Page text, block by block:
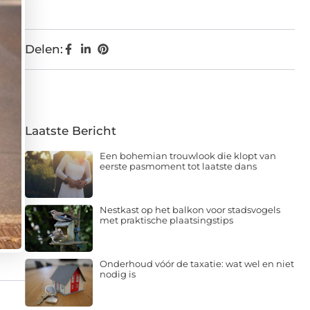
Delen:
Laatste Bericht
Een bohemian trouwlook die klopt van
eerste pasmoment tot laatste dans
Nestkast op het balkon voor stadsvogels
met praktische plaatsingstips
Onderhoud vóór de taxatie: wat wel en niet
nodig is